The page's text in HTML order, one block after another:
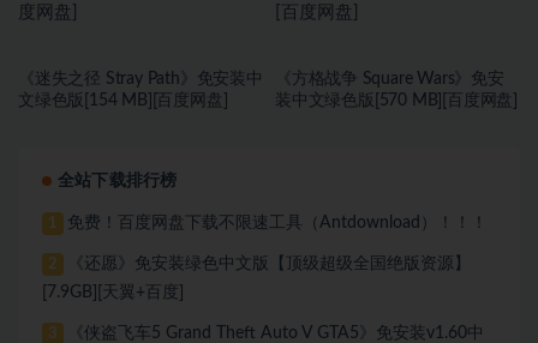
《迷失之径 Stray Path》免安装中
文绿色版[154 MB][百度网盘]
《方格战争 ⁤Square Wars》免安
装中文绿色版[570 MB][百度网盘]
全站下载排行榜
1 免费！百度网盘下载不限速工具（Antdownload）！！！
2
《还愿》免安装绿色中文版【顶级超级全国绝版资源】
[7.9GB][天翼+百度]
3
《侠盗飞车5 Grand Theft Auto V GTA5》免安装v1.60中